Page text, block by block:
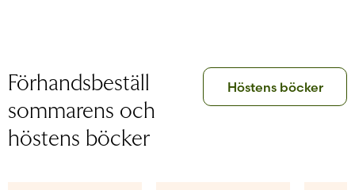
Förhandsbeställ
sommarens och
höstens böcker
Höstens böcker